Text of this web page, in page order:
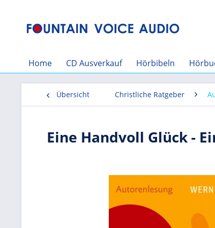
Home CD Ausverkauf Hörbibeln
Übersicht Christliche Ratgeber
Eine Handvoll Glück -